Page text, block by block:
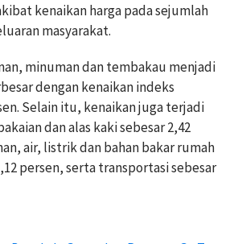
kenaikan harga pada sejumlah
masyarakat.
minuman dan tembakau menjadi
dengan kenaikan indeks
Selain itu, kenaikan juga terjadi
dan alas kaki sebesar 2,42
air, listrik dan bahan bakar rumah
persen, serta transportasi sebesar